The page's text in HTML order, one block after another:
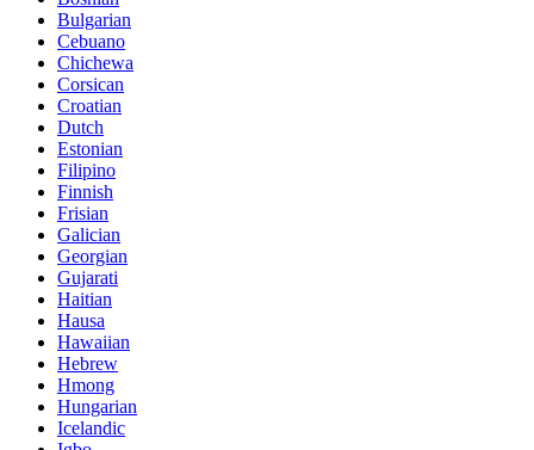
Bulgarian
Cebuano
Chichewa
Corsican
Croatian
Dutch
Estonian
Filipino
Finnish
Frisian
Galician
Georgian
Gujarati
Haitian
Hausa
Hawaiian
Hebrew
Hmong
Hungarian
Icelandic